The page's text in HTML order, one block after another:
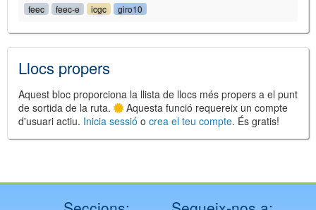
©Leaflet
feec feec-e icgc giro10
Llocs propers
Aquest bloc proporciona la llista de llocs més propers a el punt
de sortida de la ruta.
Aquesta funció requereix un compte
d'usuari actiu. Inicia sessió o crea el teu compte. És gratis!